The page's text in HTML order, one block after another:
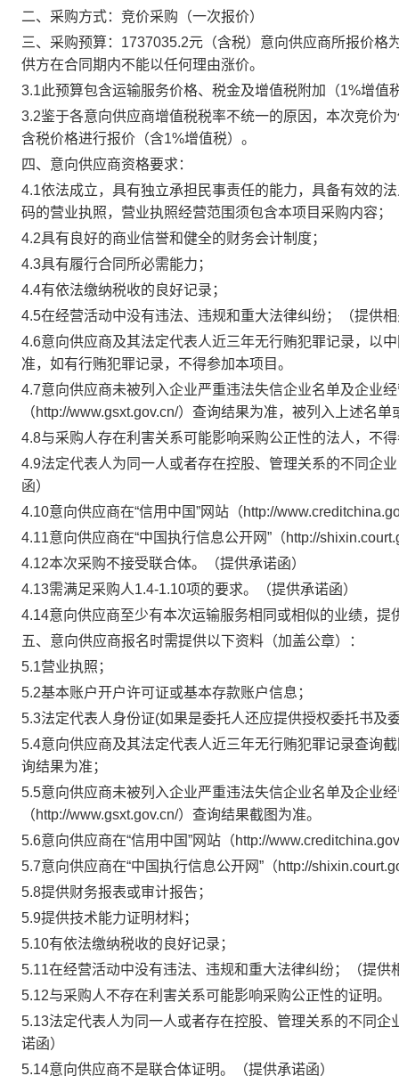
二、采购方式： 竞价采购（一次报价）
三、采购预算： 1737035.2元 （含税） 意向供应商所报价格
供方在合同期内不能以任何理由涨价。
3.1此预算包含运输服务价格、税金及增值税附加（1%增值
3.2鉴于各意向供应商增值税税率不统一的原因，本次竞价
含税价格进行报价 （含1%增值税） 。
四、意向供应商资格要求：
4.1依法成立，具有独立承担民事责任的能力，具备有效的
码的营业执照，营业执照经营范围须包含本项目采购内容；
4.2具有良好的商业信誉和健全的财务会计制度；
4.3具有履行合同所必需能力；
4.4有依法缴纳税收的良好记录；
4.5在经营活动中没有违法、违规和重大法律纠纷；（提供
4.6意向供应商及其法定代表人近三年无行贿犯罪记录，以
准，如有行贿犯罪记录，不得参加本项目。
4.7意向供应商未被列入企业严重违法失信企业名单及企业
（http://www.gsxt.gov.cn/）查询结果为准，被列入上述名
4.8与采购人存在利害关系可能影响采购公正性的法人，不
4.9法定代表人为同一人或者存在控股、 管理关系的不同企
函）
4.10意向供应商在“信用中国”网站（http://
4.11意向供应商在“中国执行信息公开网”（http://
4.12本次采购不接受联合体。（提供承诺函）
4.13需满足采购人1.4-1.10项的要求。
（提供承诺函）
4.14意向供应商至少有本次运输服务相同或相似的业绩，
五、意向供应商报名时需提供以下资料（加盖公章）：
5.1营业执照；
5.2基本账户开户许可证或基本存款账户信息；
5.3法定代表人身份证(如果是委托人还应提供授权委托书及
5.4意向供应商及其法定代表人近三年无行贿犯罪记录查询
询结果为准；
5.5意向供应商未被列入企业严重违法失信企业名单及企业
（http://www.gsxt.gov.cn/）查询结果截图为准。
5.6意向供应商在“信用中国”网站（http://
5.7意向供应商在“中国执行信息公开网”（http://
5.8提供财务报表或审计报告；
5.9提供技术能力证明材料；
5.10有依法缴纳税收的良好记录；
5.11在经营活动中没有违法、违规和重大法律纠纷；
（提
5.12与采购人不存在利害关系可能影响采购公正性的证明。
5.13法定代表人为同一人或者存在控股、管理关系的不同
诺函）
5.14意向供应商不是联合体证明。
（提供承诺函）